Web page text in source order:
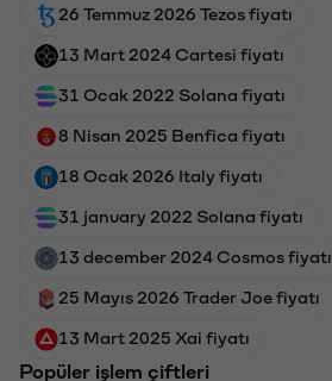
26 Temmuz 2026 Tezos fiyatı
13 Mart 2024 Cartesi fiyatı
31 Ocak 2022 Solana fiyatı
8 Nisan 2025 Benfica fiyatı
18 Ocak 2026 Italy fiyatı
31 january 2022 Solana fiyatı
13 december 2024 Cosmos fiyatı
25 Mayıs 2026 Trader Joe fiyatı
13 Mart 2025 Xai fiyatı
Popüler işlem çiftleri